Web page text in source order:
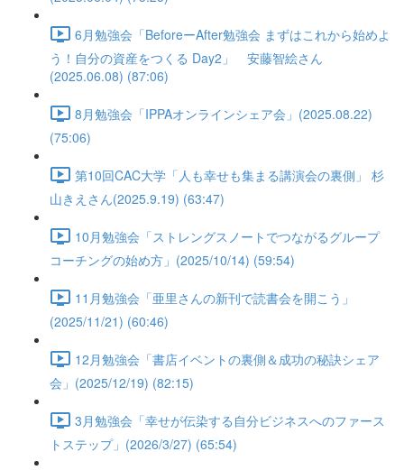
6月勉強会「BeforeーAfter勉強会 まずはこれから始めよ
う！自分の資産をつくる Day2」 安藤智絵さん
(2025.06.08) (87:06)
8月勉強会「IPPAオンラインシェア会」(2025.08.22)
(75:06)
第10回CAC大学「人も幸せも集まる講演会の裏側」 杉
山きえさん(2025.9.19) (63:47)
10月勉強会「ストレングスノートでつながるグループ
コーチングの始め方」(2025/10/14) (59:54)
11月勉強会「亜里さんの新刊で読書会を開こう」
(2025/11/21) (60:46)
12月勉強会「書店イベントの裏側＆成功の秘訣シェア
会」(2025/12/19) (82:15)
3月勉強会「幸せが伝染する自分ビジネスへのファース
トステップ」(2026/3/27) (65:54)